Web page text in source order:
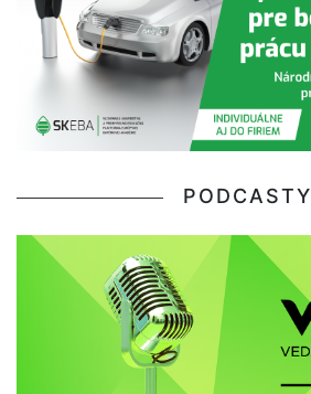
PODCASTY